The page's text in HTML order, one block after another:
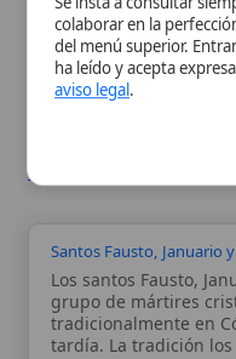
Santos Fausto, Januario y
Los santos Fausto,
grupo de mártires
tradicionalmente en
tardía. La tradición los
fe cristiana que
fuego, aunque los...
Situaciones conyugales
Las situaciones
el ámbito de la doctrina
que no cumplen con los
matrimonio cristiano,
nuevo enlace civil sin